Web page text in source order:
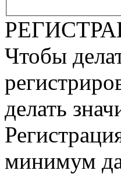
Чтобы
делать
минимум